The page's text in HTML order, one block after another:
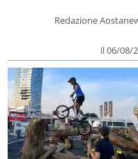
Redazione
il 06/08/